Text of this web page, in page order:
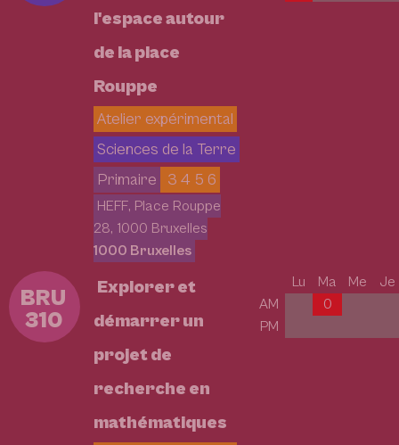
l'espace autour
de la place
Rouppe
Atelier expérimental
Sciences de la Terre
Primaire
3 4 5 6
HEFF, Place Rouppe
28, 1000 Bruxelles
1000 Bruxelles
BRU
310
Explorer et
démarrer un
projet de
recherche en
mathématiques
Lu Ma Me
Je
AM
0
PM